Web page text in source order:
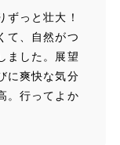
ずっと壮大！
て、自然がつ
ました。展望
に爽快な気分
。行ってよか